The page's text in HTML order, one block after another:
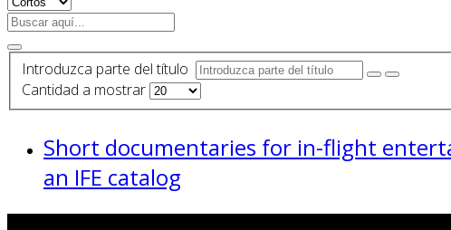
Introduzca parte del título
Cantidad a mostrar
Short documentaries for in-flight
an IFE catalog